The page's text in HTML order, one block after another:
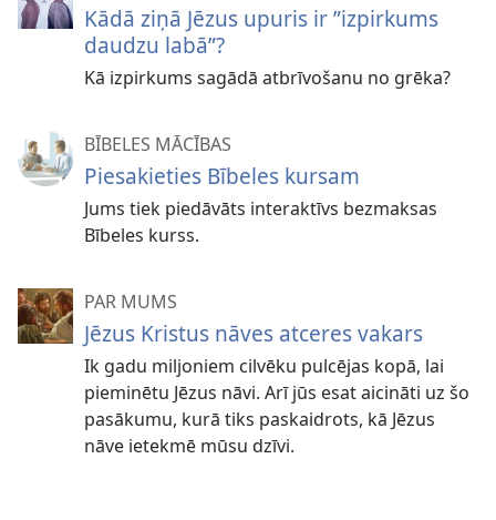
Kādā ziņā Jēzus upuris ir ”izpirkums
daudzu labā”?
Kā izpirkums sagādā atbrīvošanu no grēka?
BĪBELES MĀCĪBAS
Piesakieties Bībeles kursam
Jums tiek piedāvāts interaktīvs bezmaksas
Bībeles kurss.
PAR MUMS
Jēzus Kristus nāves atceres vakars
Ik gadu miljoniem cilvēku pulcējas kopā, lai
pieminētu Jēzus nāvi. Arī jūs esat aicināti uz šo
pasākumu, kurā tiks paskaidrots, kā Jēzus
nāve ietekmē mūsu dzīvi.